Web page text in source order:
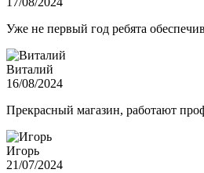
Уже не первый год ребята
Виталий
16/08/2024
Прекрасный магазин, работают
Игорь
21/07/2024